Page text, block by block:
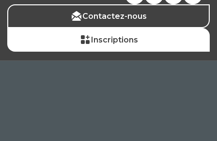
Contactez-nous
Inscriptions